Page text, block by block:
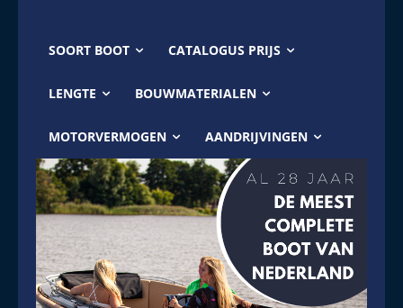
SOORT BOOT CATALOGUS PRIJS
LENGTE BOUWMATERIALEN
MOTORVERMOGEN AANDRIJVINGEN